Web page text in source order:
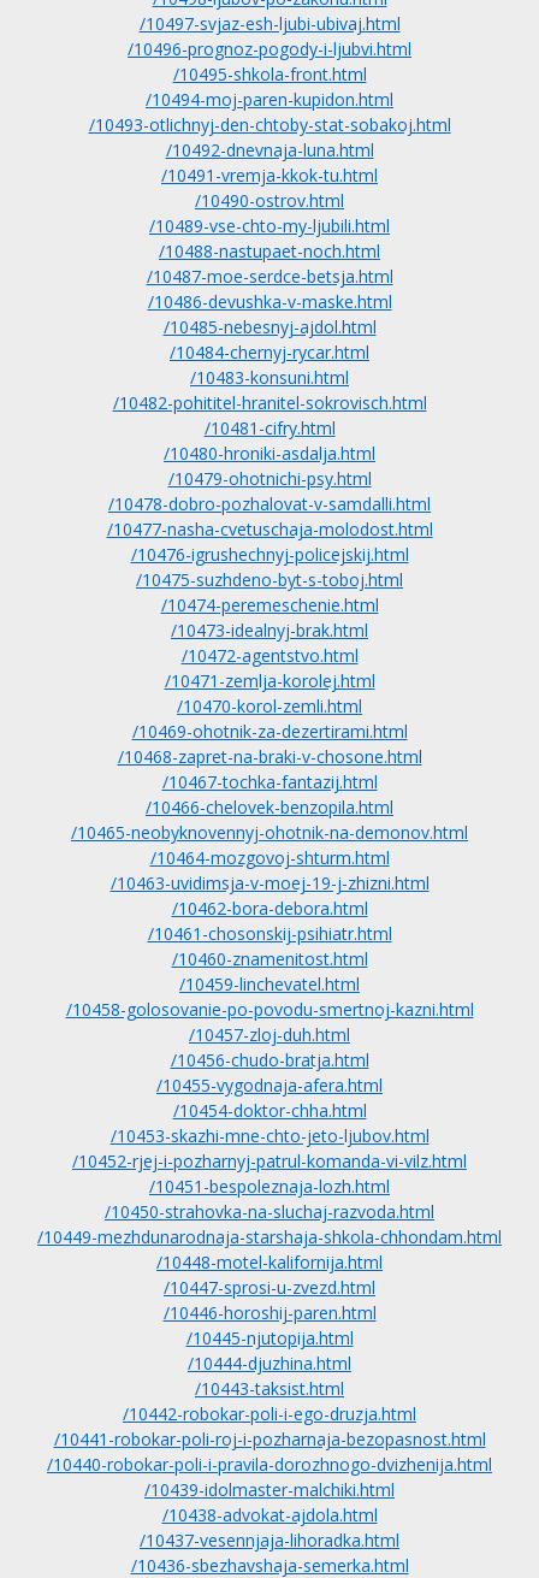
/10497-svjaz-esh-ljubi-ubivaj.html
/10496-prognoz-pogody-i-ljubvi.html
/10495-shkola-front.html
/10494-moj-paren-kupidon.html
/10493-otlichnyj-den-chtoby-stat-sobakoj.html
/10492-dnevnaja-luna.html
/10491-vremja-kkok-tu.html
/10490-ostrov.html
/10489-vse-chto-my-ljubili.html
/10488-nastupaet-noch.html
/10487-moe-serdce-betsja.html
/10486-devushka-v-maske.html
/10485-nebesnyj-ajdol.html
/10484-chernyj-rycar.html
/10483-konsuni.html
/10482-pohititel-hranitel-sokrovisch.html
/10481-cifry.html
/10480-hroniki-asdalja.html
/10479-ohotnichi-psy.html
/10478-dobro-pozhalovat-v-samdalli.html
/10477-nasha-cvetuschaja-molodost.html
/10476-igrushechnyj-policejskij.html
/10475-suzhdeno-byt-s-toboj.html
/10474-peremeschenie.html
/10473-idealnyj-brak.html
/10472-agentstvo.html
/10471-zemlja-korolej.html
/10470-korol-zemli.html
/10469-ohotnik-za-dezertirami.html
/10468-zapret-na-braki-v-chosone.html
/10467-tochka-fantazij.html
/10466-chelovek-benzopila.html
/10465-neobyknovennyj-ohotnik-na-demonov.html
/10464-mozgovoj-shturm.html
/10463-uvidimsja-v-moej-19-j-zhizni.html
/10462-bora-debora.html
/10461-chosonskij-psihiatr.html
/10460-znamenitost.html
/10459-linchevatel.html
/10458-golosovanie-po-povodu-smertnoj-kazni.html
/10457-zloj-duh.html
/10456-chudo-bratja.html
/10455-vygodnaja-afera.html
/10454-doktor-chha.html
/10453-skazhi-mne-chto-jeto-ljubov.html
/10452-rjej-i-pozharnyj-patrul-komanda-vi-vilz.html
/10451-bespoleznaja-lozh.html
/10450-strahovka-na-sluchaj-razvoda.html
/10449-mezhdunarodnaja-starshaja-shkola-chhondam.html
/10448-motel-kalifornija.html
/10447-sprosi-u-zvezd.html
/10446-horoshij-paren.html
/10445-njutopija.html
/10444-djuzhina.html
/10443-taksist.html
/10442-robokar-poli-i-ego-druzja.html
/10441-robokar-poli-roj-i-pozharnaja-bezopasnost.html
/10440-robokar-poli-i-pravila-dorozhnogo-dvizhenija.html
/10439-idolmaster-malchiki.html
/10438-advokat-ajdola.html
/10437-vesennjaja-lihoradka.html
/10436-sbezhavshaja-semerka.html